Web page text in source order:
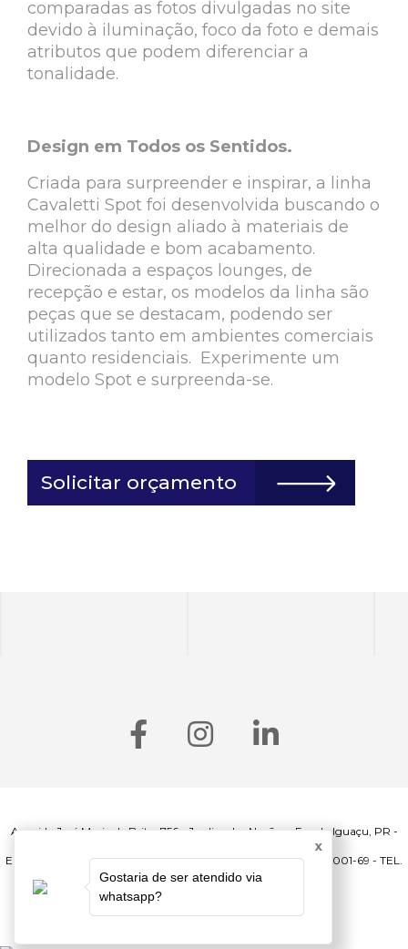
comparadas as fotos divulgadas no site
devido à iluminação, foco da foto e demais
atributos que podem diferenciar a
tonalidade.
Design em Todos os Sentidos.
Criada para surpreender e inspirar, a linha
Cavaletti Spot foi desenvolvida buscando o
melhor do design aliado à materiais de
alta qualidade e bom acabamento.
Direcionada a espaços lounges, de
recepção e estar, os modelos da linha são
peças que se destacam, podendo ser
utilizados tanto em ambientes comerciais
quanto residenciais. Experimente um
modelo Spot e surpreenda-se.
Solicitar orçamento
Avenida José Maria de Brito, 756 - Jardim das Nações - Foz do Iguaçu, PR -
ELBA MÓVEIS E REFRIGERAÇÃO LTDA - CNPJ 05.656.064/0001-69 - TEL.
(45) 3528-0008
x
Gostaria de ser atendido via
whatsapp?